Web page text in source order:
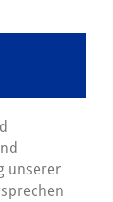
unserer